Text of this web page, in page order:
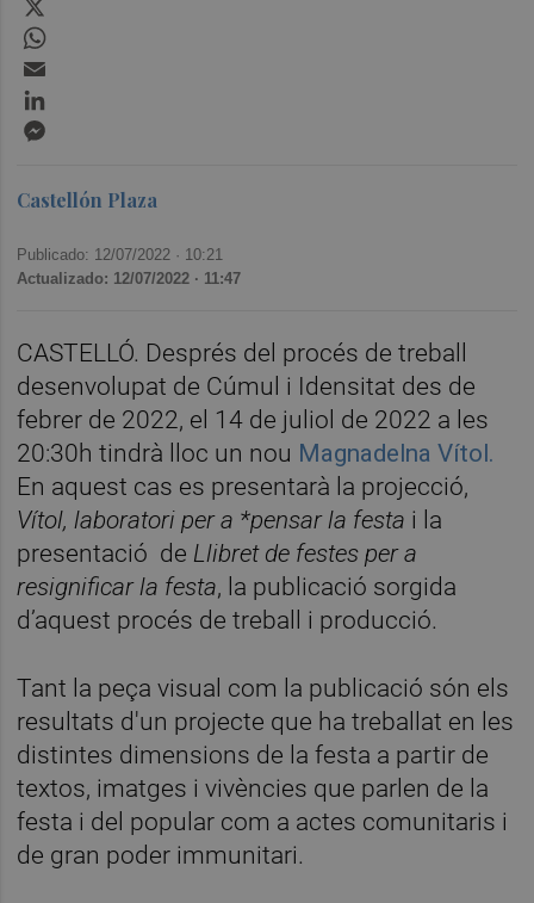
Castellón Plaza
Publicado: 12/07/2022 · 10:21
Actualizado: 12/07/2022 · 11:47
CASTELLÓ. Després del procés de treball
desenvolupat de Cúmul i Idensitat des de
febrer de 2022, el 14 de juliol de 2022 a les
20:30h tindrà lloc un nou Magnadelna Vítol.
En aquest cas es presentarà la projecció,
Vítol, laboratori per a *pensar la festa i la
presentació de L libret de festes per a
resignificar la festa, la publicació sorgida
d’aquest procés de treball i producció.
Tant la peça visual com la publicació són els
resultats d'un projecte que ha treballat en les
distintes dimensions de la festa a partir de
textos, imatges i vivències que parlen de la
festa i del popular com a actes comunitaris i
de gran poder immunitari.